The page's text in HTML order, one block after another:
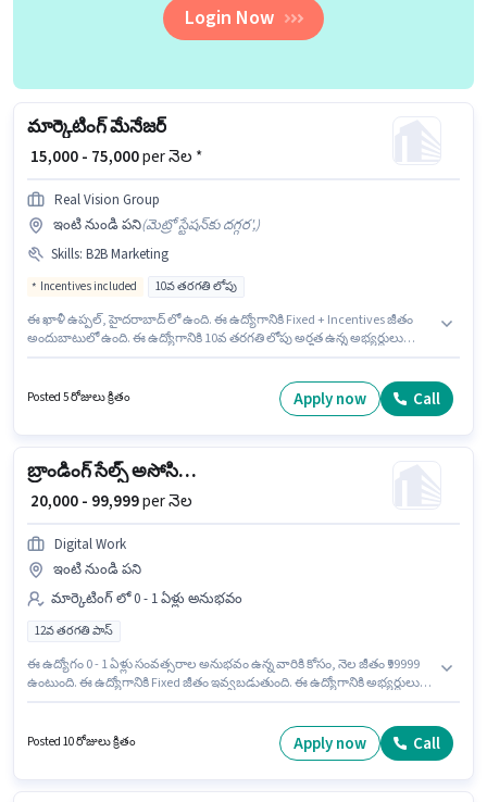
Login Now
మార్కెటింగ్ మేనేజర్
₹ 15,000 - 75,000per నెల *
Real Vision Group
ఇంటి నుండి పని(మెట్రో స్టేషన్‌కు దగ్గర',)
Skills: B2B Marketing
Incentives included 10వ తరగతి లోపు
ఈ ఖాళీ ఉప్పల్, హైదరాబాద్ లో ఉంది. ఈ ఉద్యోగానికి Fixed + Incentives జీతం
అందుబాటులో ఉంది. ఈ ఉద్యోగానికి 10వ తరగతి లోపు అర్హత ఉన్న అభ్యర్థులు
వారికి కోసం అనుకూలంగా ఉంటుంది. మీరు నెలకు ₹75000 వరకు సంపాదించవచ్చు. ఈ
ఉద్యోగానికి అర్హత పొందేందుకు అభ్యర్థికి B2B Marketing వంటి నైపుణ్యాలు ఉండాలి.
Posted 5 రోజులు క్రితం Apply now Call
బ్రాండింగ్ సేల్స్ అసోసియేట్
₹ 20,000 - 99,999per నెల
Digital Work
ఇంటి నుండి పని
మార్కెటింగ్ లో 0 - 1 ఏళ్లు అనుభవం
12వ తరగతి పాస్
ఈ ఉద్యోగం 0 - 1 ఏళ్లు సంవత్సరాల అనుభవం ఉన్న వారికి కోసం, నెల జీతం ₹99999
ఉంటుంది. ఈ ఉద్యోగానికి Fixed జీతం ఇవ్వబడుతుంది. ఈ ఉద్యోగానికి అభ్యర్థులు
అసోసియేట్ గా చేరండి.
Posted 10 రోజులు క్రితం Apply now Call